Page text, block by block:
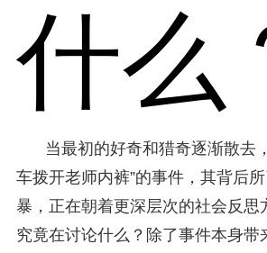
什么
当最初的好奇和猎奇逐渐散去
车拨开老师内裤”的事件，其背后
暴，正在朝着更深层次的社会反思
究竟在讨论什么？除了事件本身带